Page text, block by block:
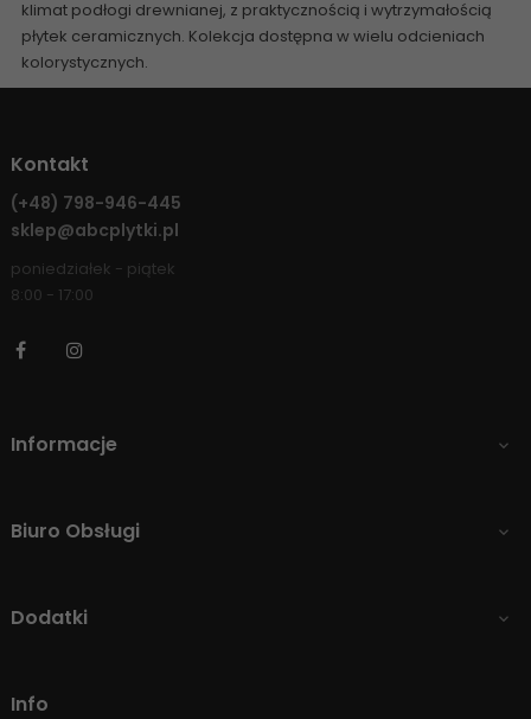
klimat podłogi drewnianej, z praktycznością i wytrzymałością
płytek ceramicznych. Kolekcja dostępna w wielu odcieniach
kolorystycznych.
Kontakt
(+48) 798-946-445
sklep@abcplytki.pl
poniedziałek - piątek
8:00 - 17:00
Facebook
Informacje 
Biuro Obsługi 
Dodatki 
Info